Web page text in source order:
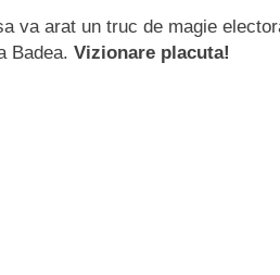
va arat un truc de magie
Badea. Vizionare placuta!